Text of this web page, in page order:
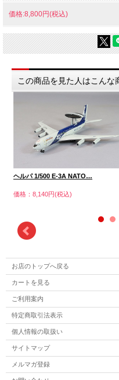
価格:8,800円(税込)
この商品を見た人はこんな
ヘルパ 1/500 E-3A NATO…
価格：8,140円(税込)
お店のトップへ戻る
カートを見る
ご利用案内
特定商取引法表示
個人情報の取扱い
サイトマップ
メルマガ登録